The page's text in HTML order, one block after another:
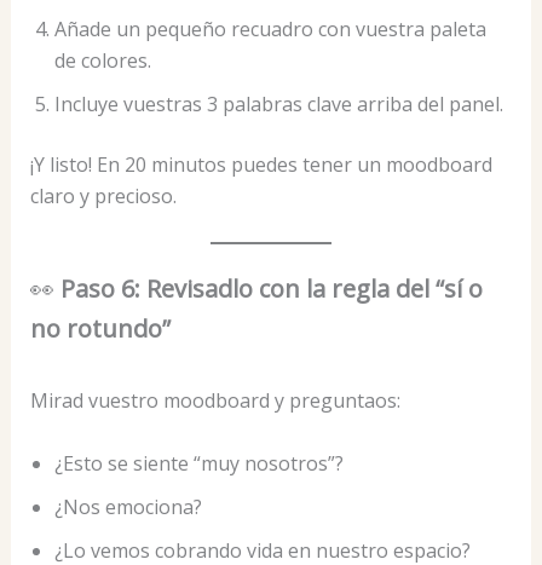
Añade un pequeño recuadro con vuestra paleta
de colores.
Incluye vuestras 3 palabras clave arriba del panel.
¡Y listo! En 20 minutos puedes tener un moodboard
claro y precioso.
👀 Paso 6: Revisadlo con la regla del “sí o
no rotundo”
Mirad vuestro moodboard y preguntaos:
¿Esto se siente “muy nosotros”?
¿Nos emociona?
¿Lo vemos cobrando vida en nuestro espacio?